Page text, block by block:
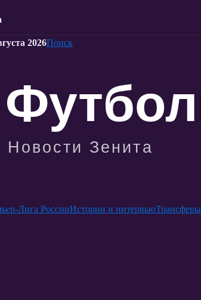
2026Поиск
Лига РоссииИстории и интервьюТрансферы